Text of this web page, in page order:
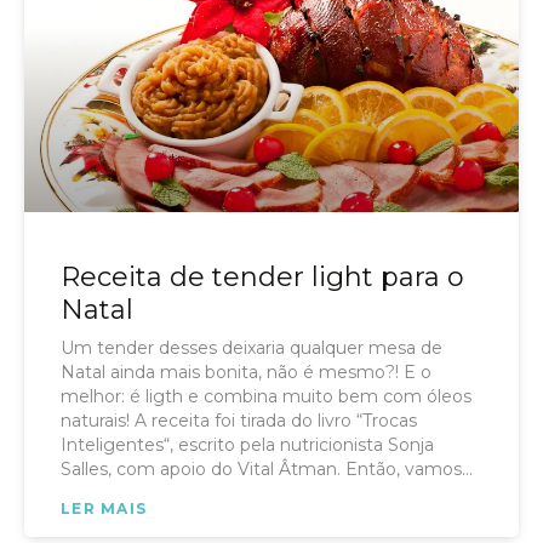
água de coco.
Receita de tender light para o
Natal
Um tender desses deixaria qualquer mesa de
Natal ainda mais bonita, não é mesmo?! E o
melhor: é ligth e combina muito bem com óleos
naturais! A receita foi tirada do livro “Trocas
Inteligentes“, escrito pela nutricionista Sonja
Salles, com apoio do Vital Âtman. Então, vamos
castanha e cenoura Ingredientes 1 tender
LER MAIS